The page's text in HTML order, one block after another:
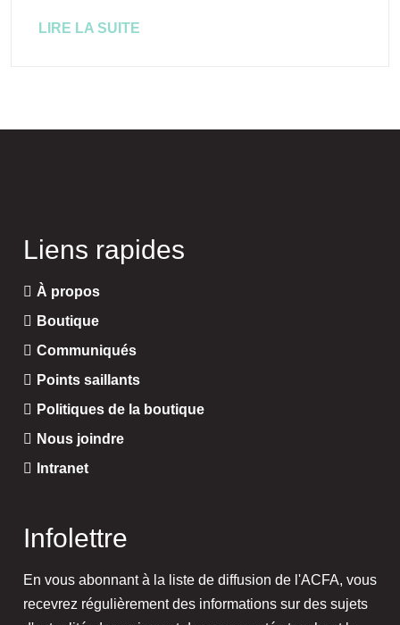
LIRE LA SUITE
Liens rapides
À propos
Boutique
Communiqués
Points saillants
Politiques de la boutique
Nous joindre
Intranet
Infolettre
En vous abonnant à la liste de diffusion de l'ACFA, vous
recevrez régulièrement des informations sur des sujets